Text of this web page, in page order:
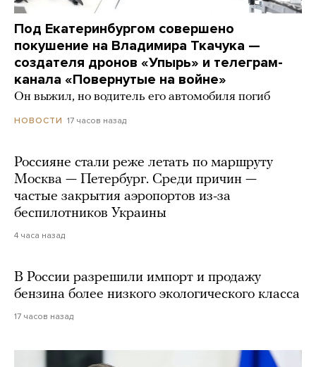
Под Екатеринбургом совершено
покушение на Владимира Ткачука —
создателя дронов «Упырь» и телеграм-
канала «Повернутые на войне»
Он выжил, но водитель его автомобиля погиб
НОВОСТИ 17 часов назад
Россияне стали реже летать по маршруту
Москва — Петербург. Среди причин —
частые закрытия аэропортов из-за
беспилотников Украины
4 часа назад
В России разрешили импорт и продажу
бензина более низкого экологического класса
17 часов назад